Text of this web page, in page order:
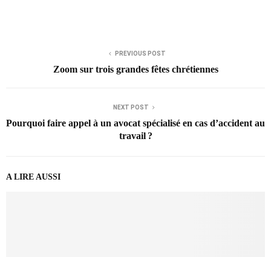
PREVIOUS POST
Zoom sur trois grandes fêtes chrétiennes
NEXT POST
Pourquoi faire appel à un avocat spécialisé en cas d’accident au
travail ?
A LIRE AUSSI